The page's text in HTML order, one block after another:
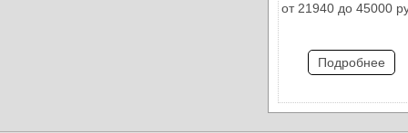
от 21940 до 45000
Подробнее